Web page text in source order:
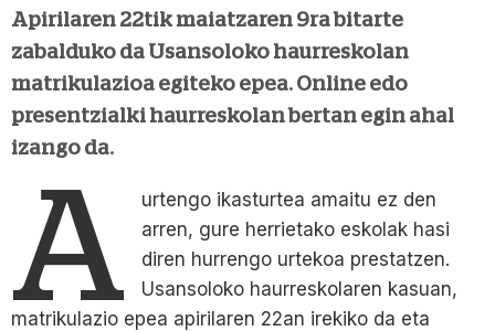
Apirilaren 22tik maiatzaren 9ra bitarte
zabalduko da Usansoloko haurreskolan
matrikulazioa egiteko epea. Online edo
presentzialki haurreskolan bertan egin ahal
izango da.
A
urtengo ikasturtea amaitu ez den
arren, gure herrietako eskolak hasi
diren hurrengo urtekoa prestatzen.
Usansoloko haurreskolaren kasuan,
matrikulazio epea apirilaren 22an irekiko da eta